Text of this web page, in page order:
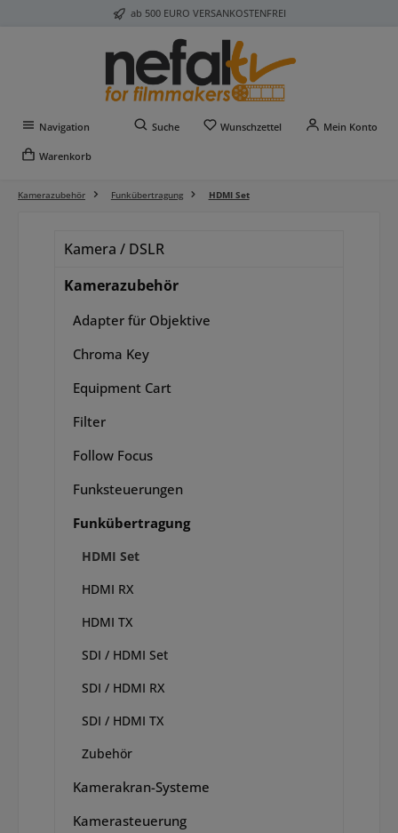
Zum Hauptinhalt springen ab 500 EURO VERSANKOSTENFREI
Navigation Suche Wunschzettel Du hast 0 Produkte auf
Mein Konto
Warenkorb
Kamerazubehör Funkübertragung HDMI Set
Kamera / DSLR
Kamerazubehör
Adapter für Objektive
Chroma Key
Equipment Cart
Filter
Follow Focus
Funksteuerungen
Funkübertragung
HDMI Set
HDMI RX
HDMI TX
SDI / HDMI Set
SDI / HDMI RX
SDI / HDMI TX
Zubehör
Kamerakran-Systeme
Kamerasteuerung